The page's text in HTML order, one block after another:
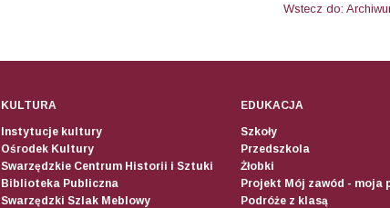
Wstecz do:
KULTURA
Instytucje kultury
Ośrodek Kultury
Swarzędzkie Centrum Historii i Sztuki
Biblioteka Publiczna
Swarzędzki Szlak Meblowy
EDUKACJA
Szkoły
Przedszkola
Żłobki
Projekt Mój zawód - moja
Podróże z klasą